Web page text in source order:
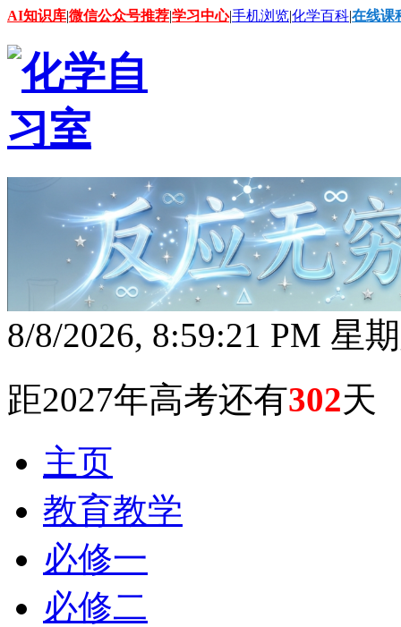
AI知识库|微信公众号推荐|学习中心|手机浏览|化学百科|在线课
8/8/2026, 8:59:22 PM 星
距2027年高考还有302天
主页
教育教学
必修一
必修二